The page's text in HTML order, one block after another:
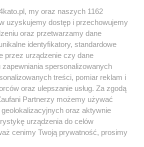
1 / 0
regulamin korzystania z portali
Skontakuj sięz nami
Kontakt
Wydawca
Redakcja
my oraz naszych 1162
uzyskujemy dostęp i przechowujemy
oraz przetwarzamy dane
identyfikatory, standardowe
przez urządzenie czy dane
zapewniania spersonalizowanych
treści, pomiar reklam i
oraz ulepszanie usług. Za zgodą
Partnerzy możemy używać
geolokalizacyjnych oraz aktywnie
urządzenia do celów
cenimy Twoją prywatność, prosimy